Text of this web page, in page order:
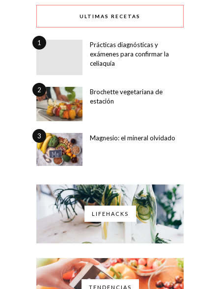
ULTIMAS RECETAS
1
Prácticas diagnósticas y
exámenes para confirmar la
celiaquía
2
Brochette vegetariana de
estación
3 Magnesio: el mineral olvidado
LIFEHACKS
TENDENCIAS